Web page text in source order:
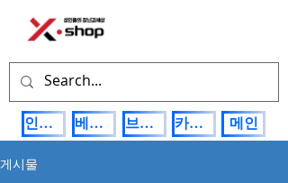
인기상품 베스트제품 브랜드관 카테고리 메인
게시물